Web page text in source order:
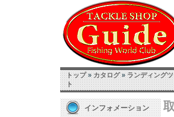
トップ»カタログ»ランディング
ト
インフォメーション